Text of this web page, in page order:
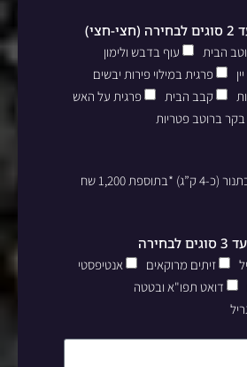
הבית
עוף בדבש ולימון
פרגית במילוי פירות יבשים
קבב הבית
פרגית על האש
בקר ברוטב פטריות
שוק טלה שלם בתנור (כ-4 ק”ג) *בתוספת 1,200 שח
זיתים מרוקאים
אנטיפסטי
דואט תפו"א ובטטה